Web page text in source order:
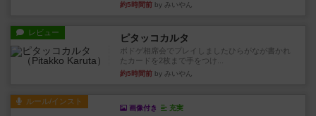
約5時間前 by みいやん
レビュー ピタッコカルタ
ボドゲ相席会でプレイしましたひらがなが書かれ
たカードを2枚まで手をつけ...
約5時間前 by みいやん
ルール/インスト
画像付き 充実